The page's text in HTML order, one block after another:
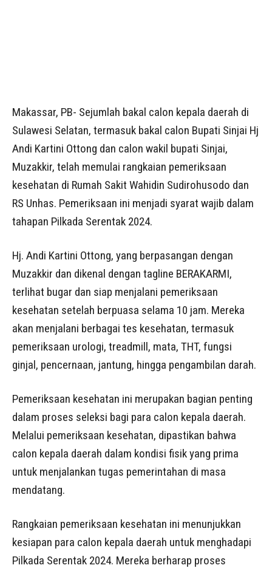
Makassar, PB- Sejumlah bakal calon kepala daerah di
Sulawesi Selatan, termasuk bakal calon Bupati Sinjai Hj
Andi Kartini Ottong dan calon wakil bupati Sinjai,
Muzakkir, telah memulai rangkaian pemeriksaan
kesehatan di Rumah Sakit Wahidin Sudirohusodo dan
RS Unhas. Pemeriksaan ini menjadi syarat wajib dalam
tahapan Pilkada Serentak 2024.
Hj. Andi Kartini Ottong, yang berpasangan dengan
Muzakkir dan dikenal dengan tagline BERAKARMI,
terlihat bugar dan siap menjalani pemeriksaan
kesehatan setelah berpuasa selama 10 jam. Mereka
akan menjalani berbagai tes kesehatan, termasuk
pemeriksaan urologi, treadmill, mata, THT, fungsi
ginjal, pencernaan, jantung, hingga pengambilan darah.
Pemeriksaan kesehatan ini merupakan bagian penting
dalam proses seleksi bagi para calon kepala daerah.
Melalui pemeriksaan kesehatan, dipastikan bahwa
calon kepala daerah dalam kondisi fisik yang prima
untuk menjalankan tugas pemerintahan di masa
mendatang.
Rangkaian pemeriksaan kesehatan ini menunjukkan
kesiapan para calon kepala daerah untuk menghadapi
Pilkada Serentak 2024. Mereka berharap proses